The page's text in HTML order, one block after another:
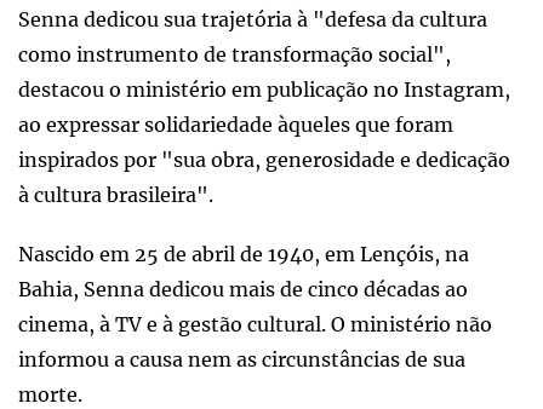
Senna dedicou sua trajetória à "defesa da cultura
como instrumento de transformação social",
destacou o ministério em publicação no Instagram,
ao expressar solidariedade àqueles que foram
inspirados por "sua obra, generosidade e dedicação
à cultura brasileira".
Nascido em 25 de abril de 1940, em Lençóis, na
Bahia, Senna dedicou mais de cinco décadas ao
cinema, à TV e à gestão cultural. O ministério não
informou a causa nem as circunstâncias de sua
morte.